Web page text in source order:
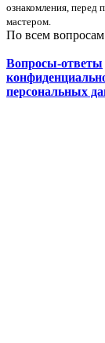
ознакомления, перед
мастером.
По всем
Вопросы-ответы
персональных